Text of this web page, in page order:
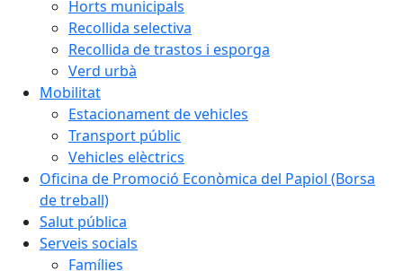
Horts municipals
Recollida selectiva
Recollida de trastos i esporga
Verd urbà
Mobilitat
Estacionament de vehicles
Transport públic
Vehicles elèctrics
Oficina de Promoció Econòmica del Papiol (Borsa
de treball)
Salut pública
Serveis socials
Famílies